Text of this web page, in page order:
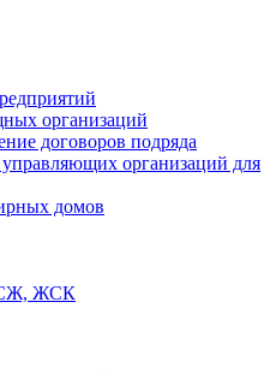
организаций
договоров подряда
организаций для
домов
ЖСК